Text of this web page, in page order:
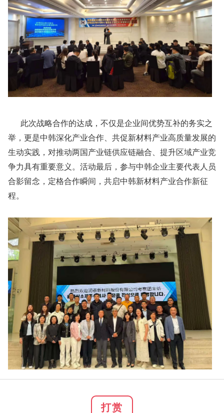
此次战略合作的达成，不仅是企业间优势互补的务实之
举，更是中韩深化产业合作、共促新材料产业高质量发展的
生动实践，对推动两国产业链供应链融合、提升区域产业竞
争力具有重要意义。活动最后，参与中韩企业主要代表人员
合影留念，定格合作瞬间，共启中韩新材料产业合作新征
程。
打赏